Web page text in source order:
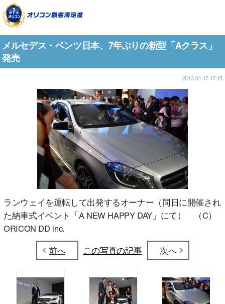
メルセデス・ベンツ日本、7年ぶりの新型「Aクラス」
発売
2013-01-17 17:15
ランウェイを運転して出発するオーナー（同日に開催され
た納車式イベント「A NEW HAPPY DAY」にて） （C）
ORICON DD inc.
前へ
この写真の記事 次へ